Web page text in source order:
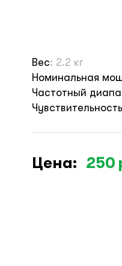
Вес: 2.2 кг
Номинальная
Частотный
Чувствительность
Цена: 250